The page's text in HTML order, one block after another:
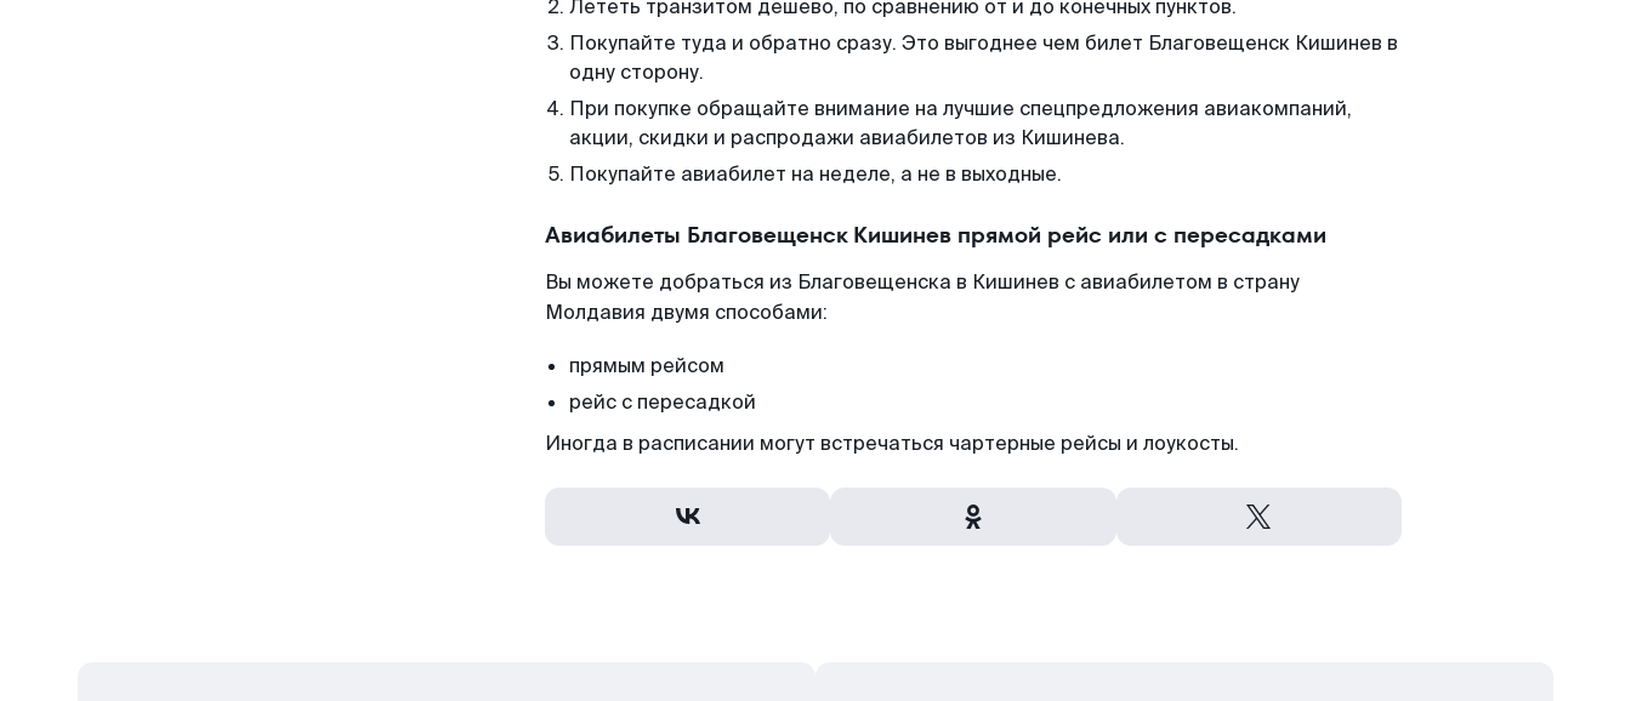
Лететь транзитом дешево, по сравнению от и до конечных пунктов.
Покупайте туда и обратно сразу. Это выгоднее чем билет Благовещенск Кишинев в
одну сторону.
При покупке обращайте внимание на лучшие спецпредложения авиакомпаний,
акции, скидки и распродажи авиабилетов из Кишинева.
Покупайте авиабилет на неделе, а не в выходные.
Авиабилеты Благовещенск Кишинев прямой рейс или с пересадками
Вы можете добраться из Благовещенска в Кишинев с авиабилетом в страну
Молдавия двумя способами:
прямым рейсом
рейс с пересадкой
Иногда в расписании могут встречаться чартерные рейсы и лоукосты.